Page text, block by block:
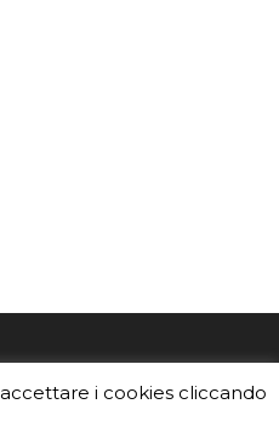
nella tua
i cookies cliccando